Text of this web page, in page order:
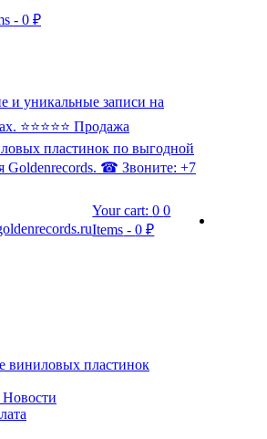
- 0 ₽
и уникальные записи на
⭐️⭐️⭐️⭐️⭐️ Продажа
пластинок по выгодной
Goldenrecords. ☎ Звоните: +7
Your cart: 00
Items -0 ₽
виниловых пластинок